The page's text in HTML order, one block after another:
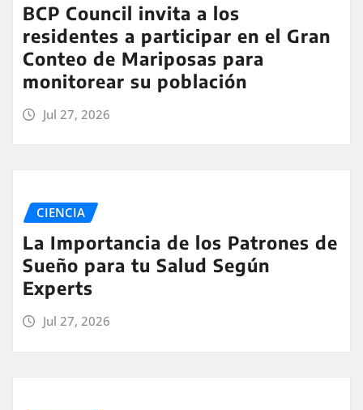
BCP Council invita a los
residentes a participar en el Gran
Conteo de Mariposas para
monitorear su población
Jul 27, 2026
CIENCIA
La Importancia de los Patrones de
Sueño para tu Salud Según
Experts
Jul 27, 2026